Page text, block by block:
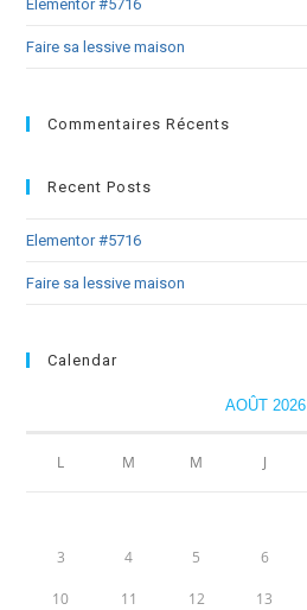
Elementor #5716
Faire sa lessive maison
Commentaires Récents
Recent Posts
Elementor #5716
Faire sa lessive maison
Calendar
AOÛT 2026
L M M J
3 4 5 6
10 11 12 13